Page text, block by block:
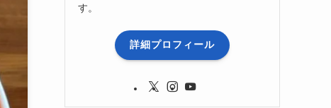
す。
詳細プロフィール